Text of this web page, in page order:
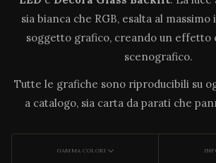
sia bianca che RGB, esalta al
soggetto grafico, creando un effetto
scenografico.
Tutte le grafiche sono riproducibili su
a catalogo, sia carta da parati che
GAMMA COLORI